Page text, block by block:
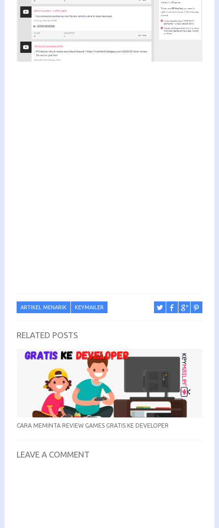
ARTIKEL MENARIK KEYMAILER
RELATED POSTS
CARA MEMINTA REVIEW GAMES GRATIS KE DEVELOPER
LEAVE A COMMENT